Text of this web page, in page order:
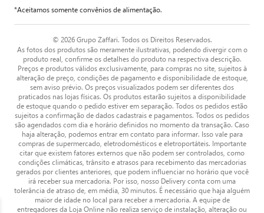
*Aceitamos somente convênios de alimentação.
© 2026 Grupo Zaffari. Todos os Direitos Reservados.
As fotos dos produtos são meramente ilustrativas, podendo divergir com o
produto real, confirme os detalhes do produto na respectiva descrição.
Preços e produtos válidos exclusivamente, para compras no site, sujeitos à
alteração de preço, condições de pagamento e disponibilidade de estoque,
sem aviso prévio. Os preços visualizados podem ser diferentes dos
praticados nas lojas físicas. Os produtos estarão sujeitos a disponibilidade
de estoque quando o pedido estiver em separação. Todos os pedidos estão
sujeitos a confirmação de dados cadastrais e pagamentos. Todos os pedidos
são agendados com dia e horário definidos no momento da transação. Caso
haja alteração, podemos entrar em contato para informar. Isso vale para
compras de supermercado, eletrodomésticos e eletroportáteis. Importante
citar que existem fatores externos que não podem ser controlados, como
condições climáticas, trânsito e atrasos para recebimento das mercadorias
gerados por clientes anteriores, que podem influenciar no horário que você
irá receber sua mercadoria. Por isso, nosso Delivery conta com uma
tolerância de atraso de, em média, 30 minutos. É necessário que haja alguém
maior de idade no local para receber a mercadoria. A equipe de
entregadores da Loja Online não realiza serviço de instalação, alteração ou